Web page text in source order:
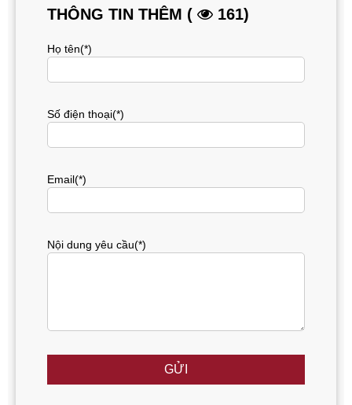
THÔNG TIN THÊM ( 161)
Họ tên(*)
Số điện thoại(*)
Email(*)
Nội dung yêu cầu(*)
GỬI